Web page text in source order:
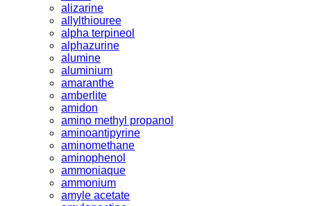
alizarine
allylthiouree
alpha terpineol
alphazurine
alumine
aluminium
amaranthe
amberlite
amidon
amino methyl propanol
aminoantipyrine
aminomethane
aminophenol
ammoniaque
ammonium
amyle acetate